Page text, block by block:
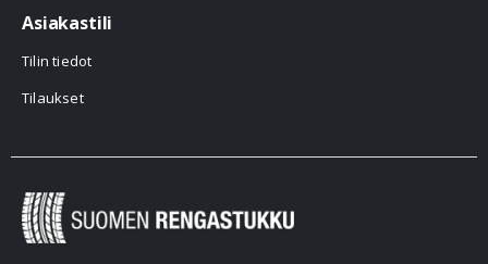
Asiakastili
Tilin tiedot
Tilaukset